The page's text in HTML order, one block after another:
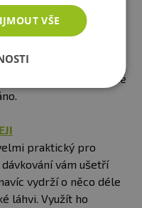
Zerup má totiž
a jeho příchutě
a čokoláda s
sirupem získávají ještě
praktický pro
vám ušetří
vydrží o něco déle
láhvi. Využít ho
VŠE